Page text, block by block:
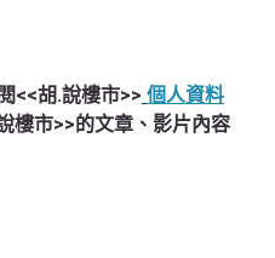
<<胡.說樓市>> 個人資料
樓市>>的文章、影片內容